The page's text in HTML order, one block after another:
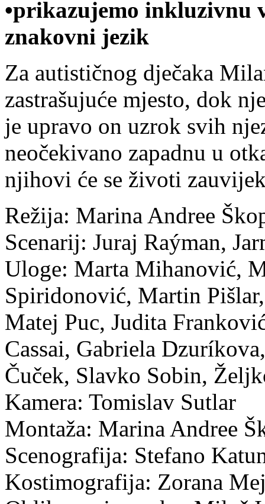
•prikazujemo inkluzivnu
znakovni jezik
Za autističnog dječaka
zastrašujuće mjesto, dok
je upravo on uzrok svih
neočekivano zapadnu u
njihovi će se životi
Režija: Marina Andree
Scenarij: Juraj Raýman,
Uloge: Marta Mihanović,
Spiridonović, Martin
Matej Puc, Judita
Cassai, Gabriela
Čuček, Slavko Sobin,
Kamera: Tomislav Sutlar
Montaža: Marina Andree
Scenografija: Stefano
Kostimografija: Zorana